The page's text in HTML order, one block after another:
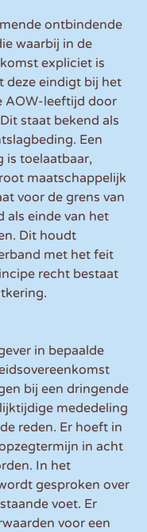
ontbindende
waarbij in de
expliciet is
deze eindigt bij het
AOW-leeftijd door
staat bekend als
Een
is toelaatbaar,
maatschappelijk
voor de grens van
als einde van het
Dit houdt
met het feit
recht bestaat
in bepaalde
bij een dringende
mededeling
reden. Er hoeft in
in acht
In het
gesproken over
voet. Er
voor een